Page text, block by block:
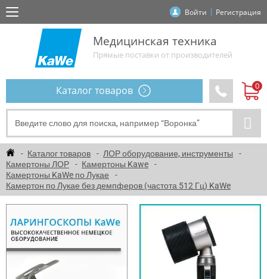
Войти Регистрация
Медицинская техника
Прямые поставки от производителей
Каталог товаров
Каталог товаров
ЛОР оборудование, инструменты
Камертоны ЛОР
Камертоны Kawe
Камертоны KaWe по Лукае
Камертон по Лукае без демпферов (частота 512 Гц) KaWe